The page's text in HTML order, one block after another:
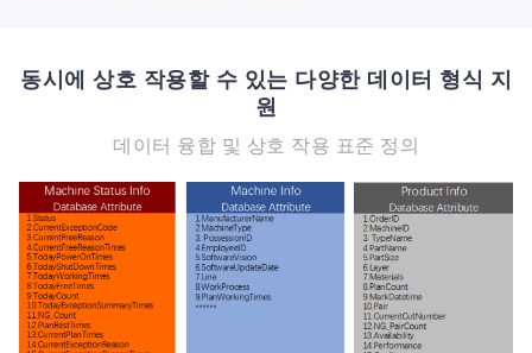
동시에 상호 작용할 수 있는 다양한 데이터 형식 지
원
데이터 융합 및 상호 작용 표준 정의